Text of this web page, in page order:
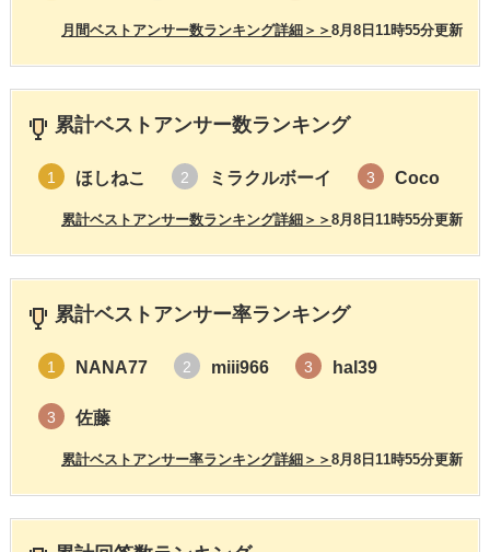
8月8日11時55分更新
月間ベストアンサー数ランキング詳細＞＞
累計ベストアンサー数ランキング
1 ほしねこ 2 ミラクルボーイ 3 Coco
8月8日11時55分更新
累計ベストアンサー数ランキング詳細＞＞
累計ベストアンサー率ランキング
1 NANA77 2 miii966 3 hal39
3 佐藤
8月8日11時55分更新
累計ベストアンサー率ランキング詳細＞＞